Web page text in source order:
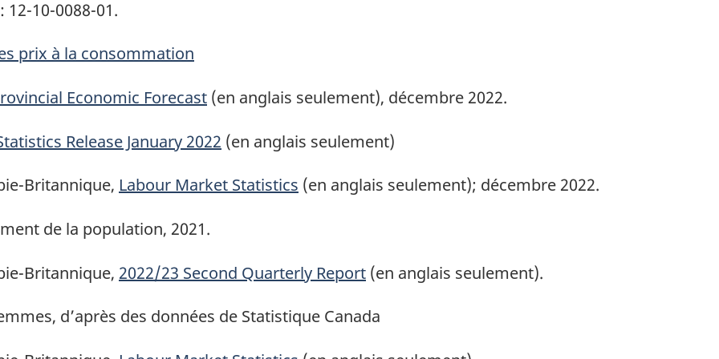
12-10-0088-01.
de page
prix à la consommation
de page
Economic Forecast (en anglais seulement), décembre 2022.
de page
Release January 2022 (en anglais seulement)
de page
Britannique, Labour Market Statistics (en anglais seulement); décembre 2022.
de page
de la population, 2021.
de page
Britannique, 2022/23 Second Quarterly Report (en anglais seulement).
de page
d’après des données de Statistique Canada
de page